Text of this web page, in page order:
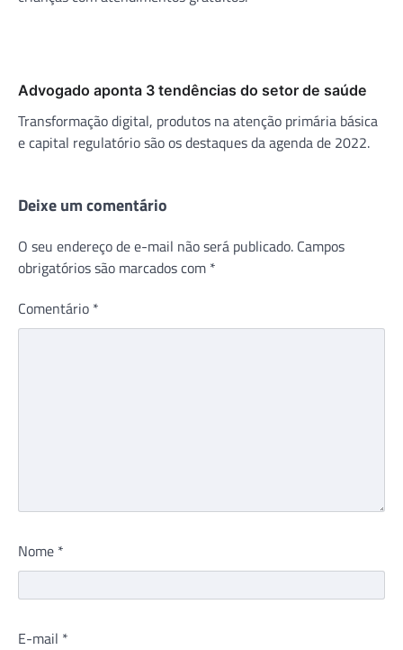
Advogado aponta 3 tendências do setor de saúde
Transformação digital, produtos na atenção primária básica
e capital regulatório são os destaques da agenda de 2022.
Deixe um comentário
O seu endereço de e-mail não será publicado. Campos
obrigatórios são marcados com *
Comentário *
Nome *
E-mail *